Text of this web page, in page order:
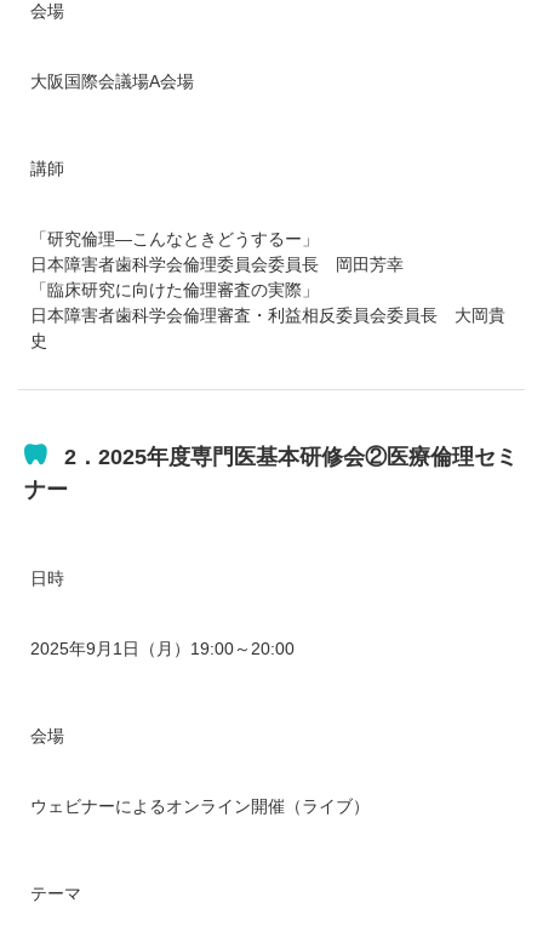
会場
大阪国際会議場A会場
講師
「研究倫理―こんなときどうするー」
日本障害者歯科学会倫理委員会委員長 岡田芳幸
「臨床研究に向けた倫理審査の実際」
日本障害者歯科学会倫理審査・利益相反委員会委員長 大岡貴
史
2．2025年度専門医基本研修会②医療倫理セミ
ナー
日時
2025年9月1日（月）19:00～20:00
会場
ウェビナーによるオンライン開催（ライブ）
テーマ